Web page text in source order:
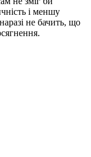
і меншу
не бачить, що